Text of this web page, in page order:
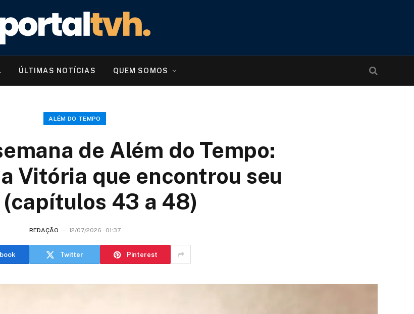
ÚLTIMAS NOTÍCIAS QUEM SOMOS
ALÉM DO TEMPO
de Além do Tempo:
Vitória que encontrou seu
43 a 48)
REDAÇÃO 12/07/2026 - 01:37
Twitter Pinterest